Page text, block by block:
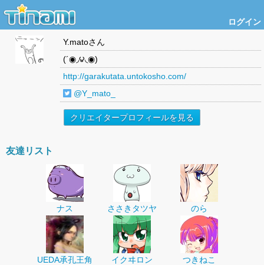
ログイン
Y.matoさん
(´◉◞౪◟◉)
http://garakutata.untokosho.com/
@Y_mato_
クリエイタープロフィールを見る
友達リスト
ナス ささきタツヤ のら
UEDA承孔王角 イクヰロン つきねこ